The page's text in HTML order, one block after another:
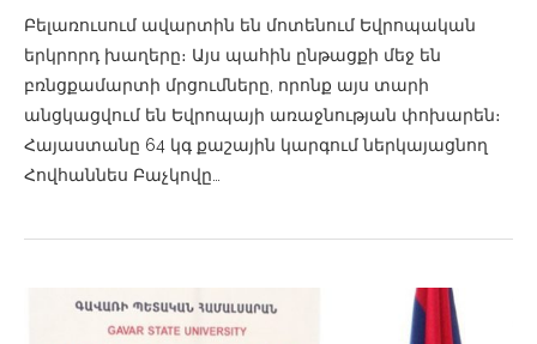
Բելառուսում ավարտին են մոտենում Եվրոպական
երկրորդ խաղերը։ Այս պահին ընթացքի մեջ են
բռնցքամարտի մրցումները, որոնք այս տարի
անցկացվում են Եվրոպայի առաջնության փոխարեն։
Հայաստանը 64 կգ քաշային կարգում ներկայացնող
Հովհաննես Բաչկովը…